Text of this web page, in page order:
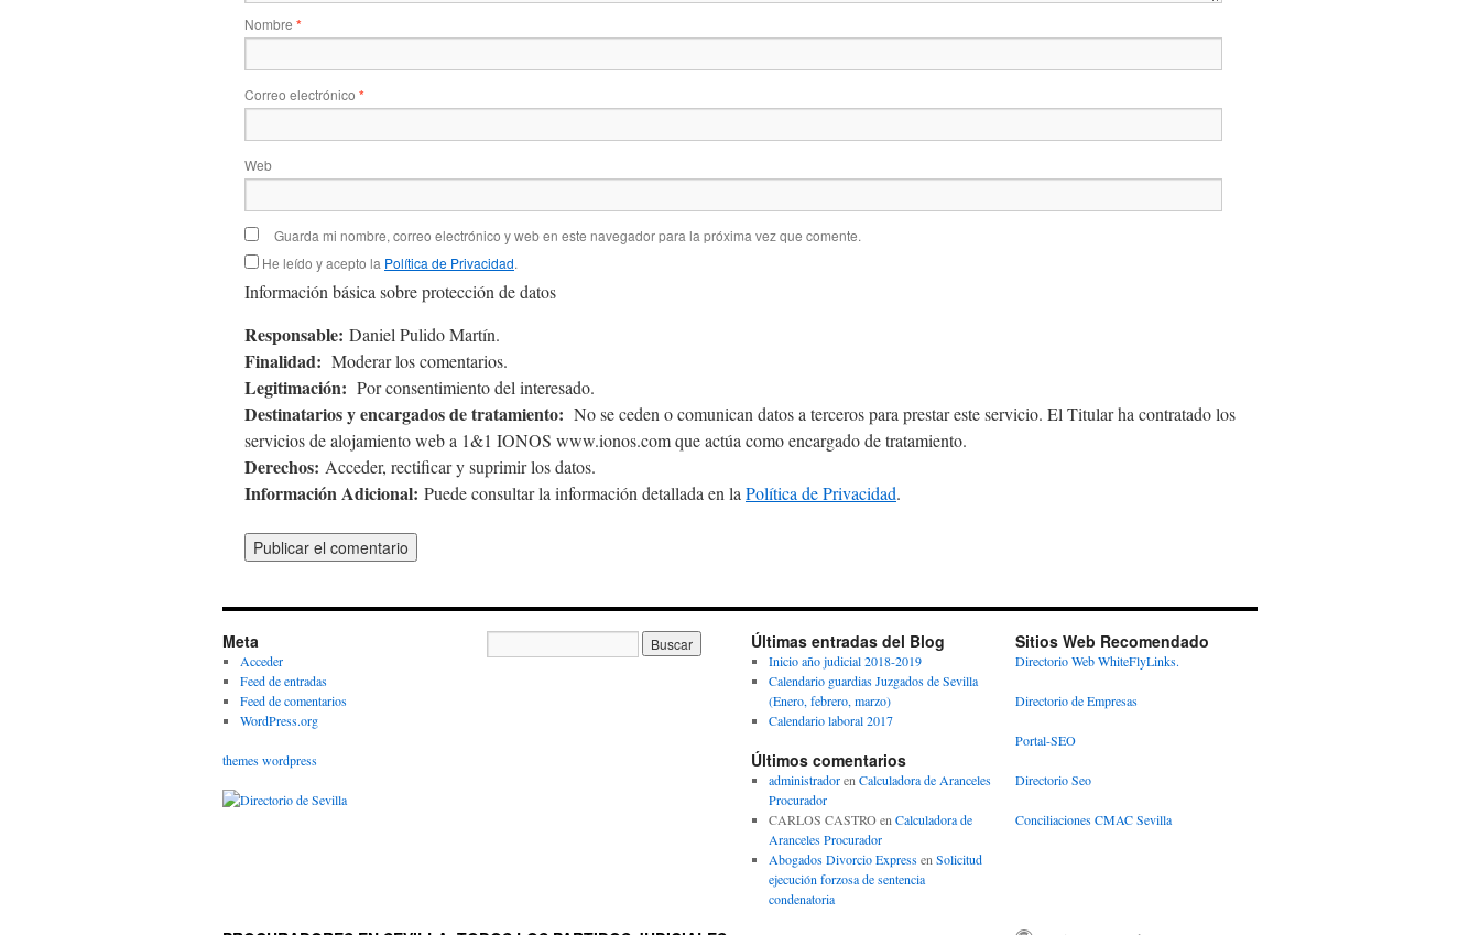
Nombre *
Correo electrónico *
Web
Guarda mi nombre, correo electrónico y web en este navegador para la próxima vez que comente.
He leído y acepto la Política de Privacidad.
Información básica sobre protección de datos
Responsable: Daniel Pulido Martín.
Finalidad: Moderar los comentarios.
Legitimación: Por consentimiento del interesado.
Destinatarios y encargados de tratamiento: No se ceden o comunican datos a terceros para prestar este servicio. El Titular ha contratado los
servicios de alojamiento web a 1&1 IONOS www.ionos.com que actúa como encargado de tratamiento.
Derechos: Acceder, rectificar y suprimir los datos.
Información Adicional: Puede consultar la información detallada en la Política de Privacidad.
Meta
Acceder
Feed de entradas
Feed de comentarios
WordPress.org
themes wordpress
Últimas entradas del Blog
Inicio año judicial 2018-2019
Calendario guardias Juzgados de Sevilla
(Enero, febrero, marzo)
Calendario laboral 2017
Últimos comentarios
administradoren Calculadora de Aranceles
Procurador
CARLOS CASTROen Calculadora de
Aranceles Procurador
Abogados Divorcio Expressen Solicitud
ejecución forzosa de sentencia
condenatoria
Sitios Web Recomendado
Directorio Web WhiteFlyLinks.
Directorio de Empresas
Portal-SEO
Directorio Seo
Conciliaciones CMAC Sevilla